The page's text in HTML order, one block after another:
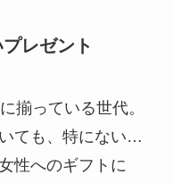
レゼント
揃っている世代。
ても、特にない…
性へのギフトに